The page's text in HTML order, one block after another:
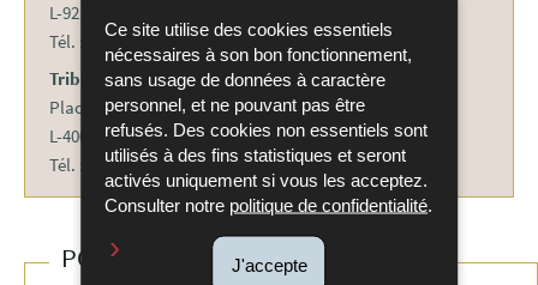
Ce site utilise des cookies essentiels
nécessaires à son bon fonctionnement,
sans usage de données à caractère
personnel, et ne pouvant pas être
refusés. Des cookies non essentiels sont
utilisés à des fins statistiques et seront
activés uniquement si vous les acceptez.
Consulter notre politique de confidentialité.
J'accepte
L-9211 - Diekirch
Tél. : (+352) 808853-1
Tribunal de police d'Esch-sur-Alzette
Place Norbert Metz
L-4006 - Esch-sur-Alzette
Tél. : (+352) 530 529 300
POUR EN SAVOIR PLUS